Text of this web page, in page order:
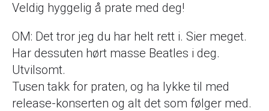
Veldig hyggelig å prate med deg!
OM: Det tror jeg du har helt rett i. Sier meget.
Har dessuten hørt masse Beatles i deg.
Utvilsomt.
Tusen takk for praten, og ha lykke til med
release-konserten og alt det som følger med.